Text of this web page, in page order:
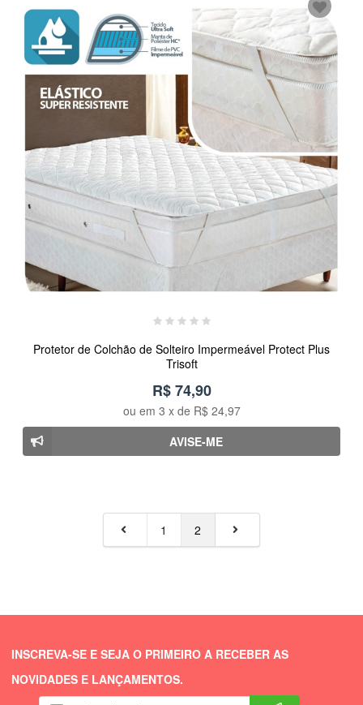
Protetor de Colchão de Solteiro Impermeável Protect Plus
Trisoft
R$ 74,90
ou em 3 x de R$ 24,97
AVISE-ME
1 2
INSCREVA-SE E SEJA O PRIMEIRO A RECEBER AS
NOVIDADES E LANÇAMENTOS.